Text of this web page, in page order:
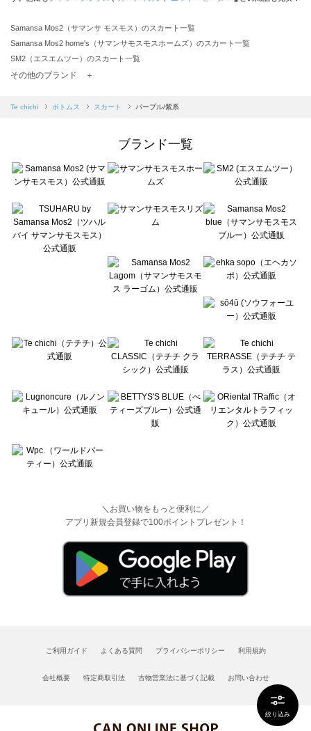
絞り込み
Samansa Mos2（サマンサ モスモス）のスカート一覧
Samansa Mos2 home's（サマンサモスモスホームズ）のスカート一覧
SM2（エスエムツー）のスカート一覧
TSUHARU by Samansa Mos2（ツハルバイサマンサモスモス）のスカート一覧
Samansa Mos2 blue（サマンサモスモス ブルー）のスカート一覧
sō4ū（ソウフォーユー）のスカート一覧
Te chichi（テチチ）のスカート一覧
Te chichi CLASSIC（テチチ クラシック）のスカート一覧
Lugnoncure（ルノンキュール）のスカート一覧
BETTY'S BLUE（べティーズブルー）のスカート一覧
Wpc.（ワールドパーティー）のスカート一覧
その他のブランド ＋
Te chichi ボトムス スカート パープル/紫系
ブランド一覧
＼お買い物をもっと便利に／
アプリ新規会員登録で100ポイントプレゼント！
ご利用ガイド よくある質問 プライバシーポリシー 利用規約
会社概要 特定商取引法 古物営業法に基づく記載 お問い合わせ